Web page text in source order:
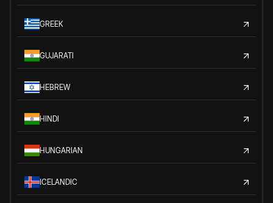
GREEK
GUJARATI
HEBREW
HINDI
HUNGARIAN
ICELANDIC